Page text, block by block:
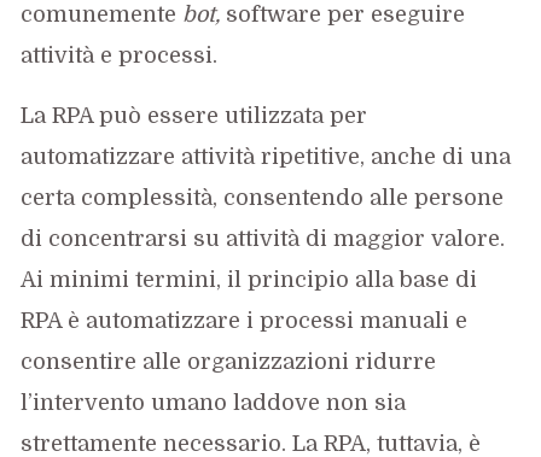
comunemente bot, software per eseguire
attività e processi.
La RPA può essere utilizzata per
automatizzare attività ripetitive, anche di una
certa complessità, consentendo alle persone
di concentrarsi su attività di maggior valore.
Ai minimi termini, il principio alla base di
RPA è automatizzare i processi manuali e
consentire alle organizzazioni ridurre
l’intervento umano laddove non sia
strettamente necessario. La RPA, tuttavia, è